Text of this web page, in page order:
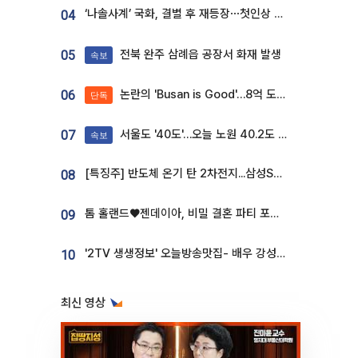
04 ‘나솔사계’ 국화, 결별 후 재등장⋯첫인상 투표 휩쓸고 ‘인기녀’ 등극
05 속보 전북 완주 삼례읍 공장서 화재 발생
06 단독 논란의 'Busan is Good'…8억 도시브랜드, 용산 대통령실 CI 업체가 수행
07 속보 서울도 '40도'…오늘 노원 40.2도 기록
08 [특징주] 반도체 온기 탄 2차전지...삼성SDI, 장 초반 7% 넘게 껑충
09 톰 홀랜드♥젠데이아, 비밀 결혼 파티 포착⋯호텔 대관비만 9억
10 '2TV 생생정보' 오늘방송맛집- 배우 강성진 단골! 쌀국수ㆍ푸팟퐁 커리 맛집 '블○○○'
최신 영상